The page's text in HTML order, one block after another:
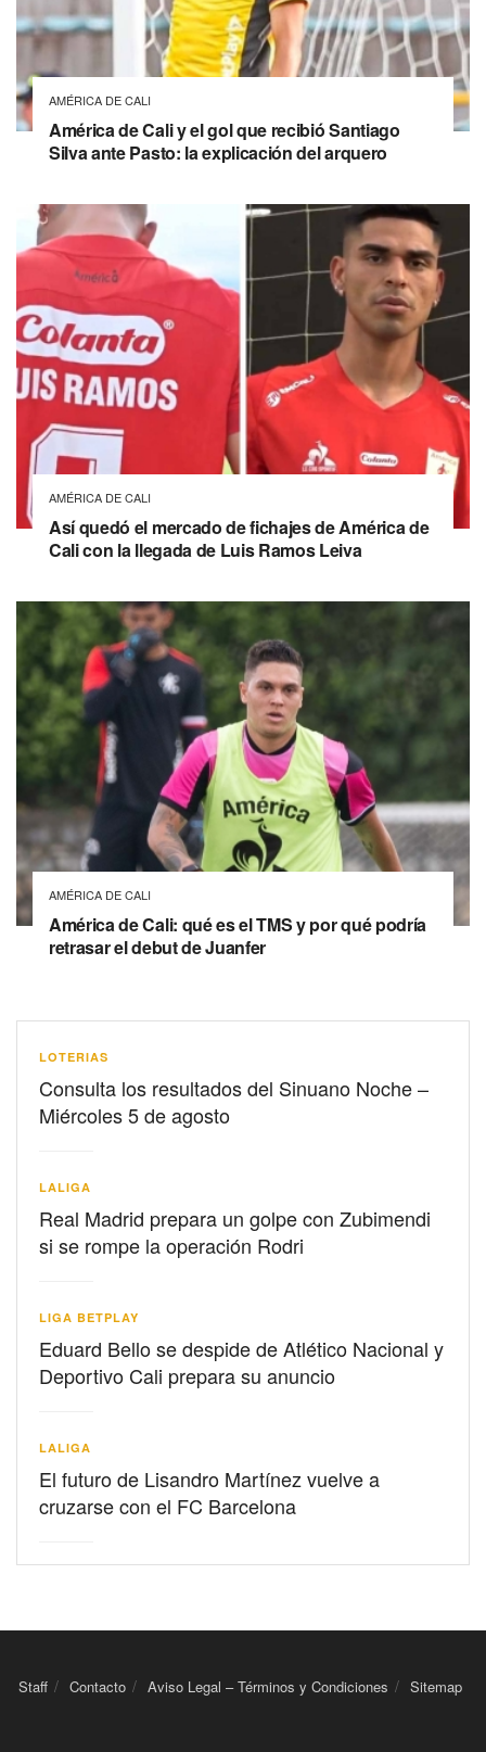
AMÉRICA DE CALI
América de Cali y el gol que recibió Santiago
Silva ante Pasto: la explicación del arquero
AMÉRICA DE CALI
Así quedó el mercado de fichajes de América de
Cali con la llegada de Luis Ramos Leiva
AMÉRICA DE CALI
América de Cali: qué es el TMS y por qué podría
retrasar el debut de Juanfer
LOTERIAS
Consulta los resultados del Sinuano Noche –
Miércoles 5 de agosto
LALIGA
Real Madrid prepara un golpe con Zubimendi
si se rompe la operación Rodri
LIGA BETPLAY
Eduard Bello se despide de Atlético Nacional y
Deportivo Cali prepara su anuncio
LALIGA
El futuro de Lisandro Martínez vuelve a
cruzarse con el FC Barcelona
Staff Contacto Aviso Legal – Términos y Condiciones Sitemap